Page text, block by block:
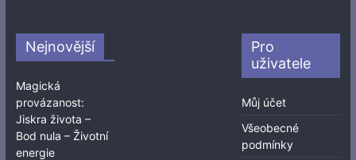
Nejnovější
Magická
provázanost:
Jiskra života –
Bod nula – Životní
energie
Pro
uživatele
Můj účet
Všeobecné
podmínky